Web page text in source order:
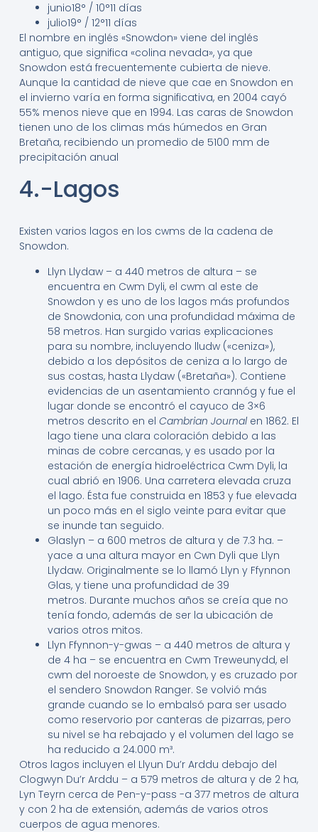
junio18° / 10°11 días
julio19° / 12°11 días
El nombre en inglés «Snowdon» viene del inglés
antiguo, que significa «colina nevada», ya que
Snowdon está frecuentemente cubierta de nieve.
Aunque la cantidad de nieve que cae en Snowdon en
el invierno varía en forma significativa, en 2004 cayó
55% menos nieve que en 1994. Las caras de Snowdon
tienen uno de los climas más húmedos en Gran
Bretaña, recibiendo un promedio de 5100 mm de
precipitación anual
4.-Lagos
Existen varios lagos en los cwms de la cadena de
Snowdon.
Llyn Llydaw – a 440 metros de altura – se
encuentra en Cwm Dyli, el cwm al este de
Snowdon y es uno de los lagos más profundos
de Snowdonia, con una profundidad máxima de
58 metros. Han surgido varias explicaciones
para su nombre, incluyendo lludw («ceniza»),
debido a los depósitos de ceniza a lo largo de
sus costas, hasta Llydaw («Bretaña»). ​ Contiene
evidencias de un asentamiento crannóg y fue el
lugar donde se encontró el cayuco de 3×6
metros descrito en el Cambrian Journalen 1862. ​ El
lago tiene una clara coloración debido a las
minas de cobre cercanas, y es usado por la
estación de energía hidroeléctrica Cwm Dyli, la
cual abrió en 1906. Una carretera elevada cruza
el lago. Ésta fue construida en 1853 y fue elevada
un poco más en el siglo veinte para evitar que
se inunde tan seguido.
Glaslyn – a 600 metros de altura y de 7.3 ha. –
yace a una altura mayor en Cwn Dyli que Llyn
Llydaw. ​ Originalmente se lo llamó Llyn y Ffynnon
Glas, y tiene una profundidad de 39
metros. Durante muchos años se creía que no
tenía fondo, además de ser la ubicación de
varios otros mitos.
Llyn Ffynnon-y-gwas – a 440 metros de altura y
de 4 ha – se encuentra en Cwm Treweunydd, el
cwm del noroeste de Snowdon, y es cruzado por
el sendero Snowdon Ranger. ​ Se volvió más
grande cuando se lo embalsó para ser usado
como reservorio por canteras de pizarras, pero
su nivel se ha rebajado y el volumen del lago se
ha reducido a 24.000 m³.
Otros lagos incluyen el Llyun Du’r Arddu debajo del
Clogwyn Du’r Arddu – a 579 metros de altura y de 2 ha,
Lyn Teyrn cerca de Pen-y-pass -a 377 metros de altura
y con 2 ha de extensión, además de varios otros
cuerpos de agua menores.